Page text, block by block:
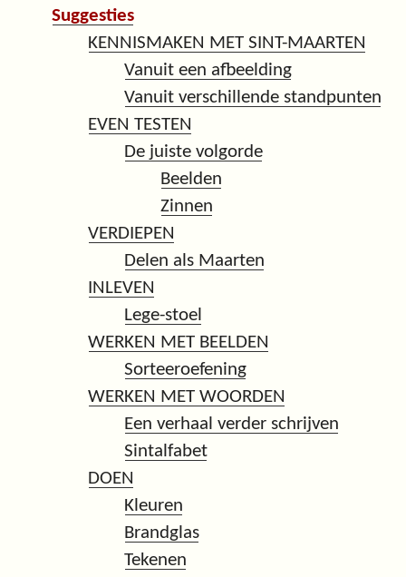
Suggesties
KENNISMAKEN MET SINT-MAARTEN
Vanuit een afbeelding
Vanuit verschillende standpunten
EVEN TESTEN
De juiste volgorde
Beelden
Zinnen
VERDIEPEN
Delen als Maarten
INLEVEN
Lege-stoel
WERKEN MET BEELDEN
Sorteeroefening
WERKEN MET WOORDEN
Een verhaal verder schrijven
Sintalfabet
DOEN
Kleuren
Brandglas
Tekenen